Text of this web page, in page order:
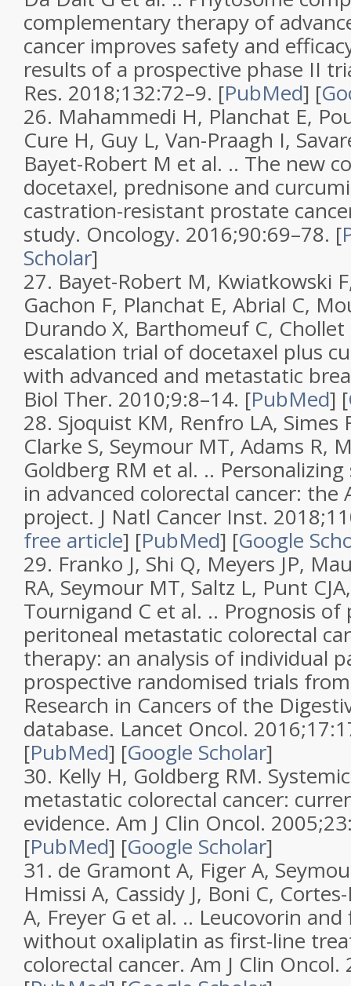
complementary therapy of
cancer improves safety and
results of a prospective phase II
Res. 2018;132:72–9. [PubMed] [
26. Mahammedi H, Planchat E,
Cure H, Guy L, Van-Praagh I,
Bayet-Robert M et al. .. The new
docetaxel, prednisone and
castration-resistant prostate
study. Oncology. 2016;90:69–78. [
Scholar]
27. Bayet-Robert M, Kwiatkowski
Gachon F, Planchat E, Abrial C,
Durando X, Barthomeuf C,
escalation trial of docetaxel plus
with advanced and metastatic
Biol Ther. 2010;9:8–14. [PubMed] [
28. Sjoquist KM, Renfro LA, Simes
Clarke S, Seymour MT, Adams R,
Goldberg RM et al. ..
in advanced colorectal cancer: the
project. J Natl Cancer Inst. 2018;
free article] [PubMed] [Google
29. Franko J, Shi Q, Meyers JP,
RA, Seymour MT, Saltz L, Punt
Tournigand C et al. .. Prognosis
peritoneal metastatic colorectal
therapy: an analysis of individual
prospective randomised trials
Research in Cancers of the
database. Lancet Oncol. 2016;17
[PubMed] [Google Scholar]
30. Kelly H, Goldberg RM.
metastatic colorectal cancer:
evidence. Am J Clin Oncol. 2005;23
[PubMed] [Google Scholar]
31. de Gramont A, Figer A,
Hmissi A, Cassidy J, Boni C,
A, Freyer G et al. .. Leucovorin
without oxaliplatin as first-line
colorectal cancer. Am J Clin Oncol.